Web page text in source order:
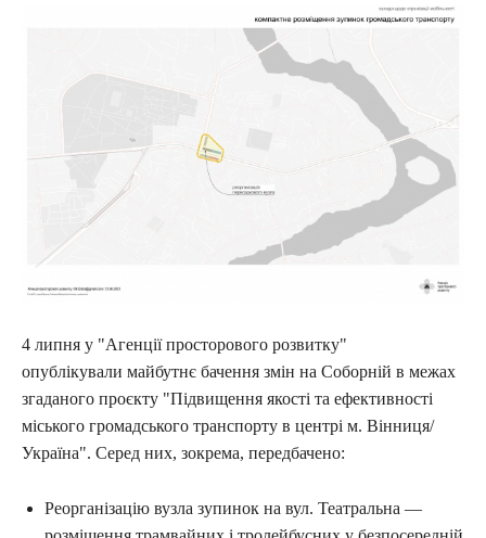
4 липня у "Агенції просторового розвитку"
опублікували майбутнє бачення змін на Соборній в межах
згаданого проєкту "Підвищення якості та ефективності
міського громадського транспорту в центрі м. Вінниця/
Україна". Серед них, зокрема, передбачено:
Реорганізацію вузла зупинок на вул. Театральна —